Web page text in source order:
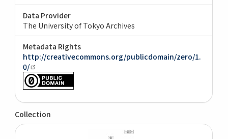
Data Provider
The University of Tokyo Archives
Metadata Rights
http://creativecommons.org/publicdomain/zero/1.
0/
Collection